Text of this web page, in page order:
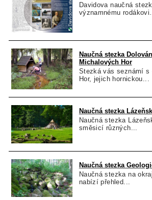
Davidova naučná
významnému rodákovi...
Naučná stezka
Michalových Hor
Stezká vás seznámí s
Hor, jejich hornickou...
Naučná stezka
Naučná stezka
směsicí různých...
Naučná stezka
Naučná stezka na
nabízí přehled...